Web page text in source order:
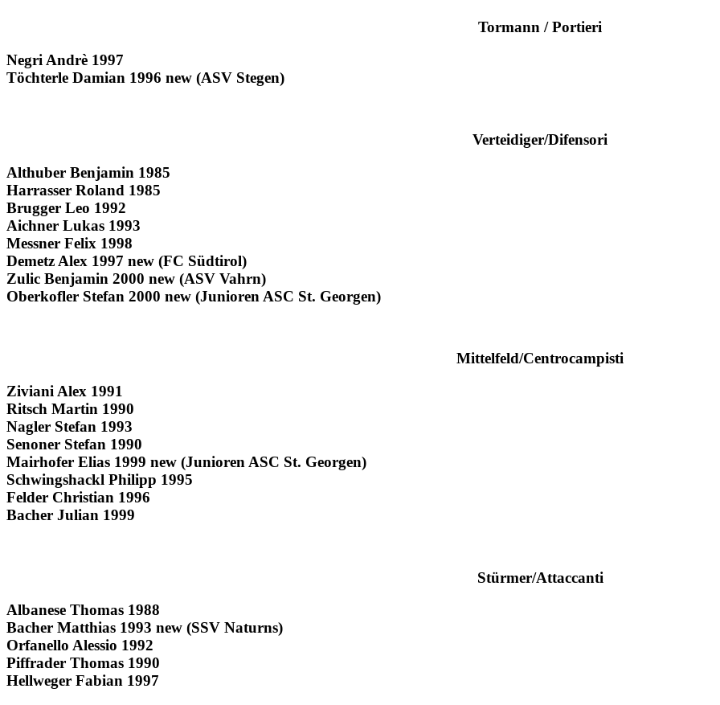
Tormann / Portieri
Negri Andrè 1997
Töchterle Damian 1996 new (ASV Stegen)
Verteidiger/Difensori
Althuber Benjamin 1985
Harrasser Roland 1985
Brugger Leo 1992
Aichner Lukas 1993
Messner Felix 1998
Demetz Alex 1997 new (FC Südtirol)
Zulic Benjamin 2000 new (ASV Vahrn)
Oberkofler Stefan 2000 new (Junioren ASC St. Georgen)
Mittelfeld/Centrocampisti
Ziviani Alex 1991
Ritsch Martin 1990
Nagler Stefan 1993
Senoner Stefan 1990
Mairhofer Elias 1999 new (Junioren ASC St. Georgen)
Schwingshackl Philipp 1995
Felder Christian 1996
Bacher Julian 1999
Stürmer/Attaccanti
Albanese Thomas 1988
Bacher Matthias 1993 new (SSV Naturns)
Orfanello Alessio 1992
Piffrader Thomas 1990
Hellweger Fabian 1997